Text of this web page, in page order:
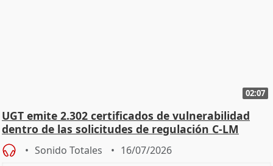
02:07
UGT emite 2.302 certificados de vulnerabilidad
dentro de las solicitudes de regulación C-LM
Sonido Totales 16/07/2026